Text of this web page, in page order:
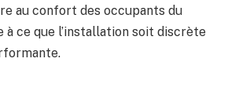
au confort des occupants du
à ce que l’installation soit discrète